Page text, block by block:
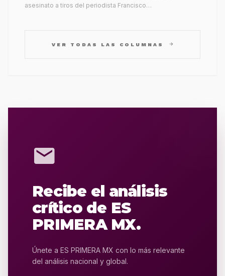
asesinato a tiros del periodista Francisco…
VER TODAS LAS COLUMNAS arrow_forward
mail
Recibe el análisis
crítico de ES
PRIMERA MX.
Únete a ES PRIMERA MX con lo más relevante
del análisis nacional y global.